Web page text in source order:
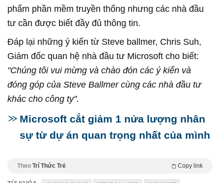
phẩm phần mềm truyền thống nhưng các nhà đầu
tư cần được biết đầy đủ thông tin.
Đáp lại những ý kiến từ Steve ballmer, Chris Suh,
Giám đốc quan hệ nhà đầu tư Microsoft cho biết:
"Chúng tôi vui mừng và chào đón các ý kiến và
đóng góp của Steve Ballmer cùng các nhà đầu tư
khác cho công ty".
Microsoft cắt giảm 1 nửa lượng nhân
sự từ dự án quan trọng nhất của mình
Theo Trí Thức Trẻ Copy link